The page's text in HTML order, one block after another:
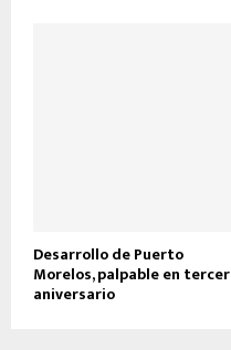
Desarrollo de Puerto
Morelos, palpable en tercer
aniversario